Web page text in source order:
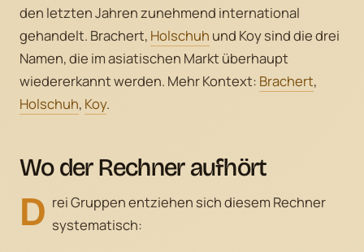
den letzten Jahren zunehmend international
gehandelt. Brachert, Holschuh und Koy sind die drei
Namen, die im asiatischen Markt überhaupt
wiedererkannt werden. Mehr Kontext: Brachert,
Holschuh, Koy.
Wo der Rechner aufhört
D rei Gruppen entziehen sich diesem Rechner
systematisch: